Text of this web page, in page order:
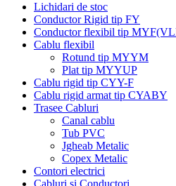
Lichidari de stoc
Conductor Rigid tip FY
Conductor flexibil tip
Cablu flexibil
Rotund tip MYYM
Plat tip MYYUP
Cablu rigid tip CYY-F
Cablu rigid armat tip CYABY
Trasee Cabluri
Canal cablu
Tub PVC
Jgheab Metalic
Copex Metalic
Contori electrici
Cabluri si Conductori